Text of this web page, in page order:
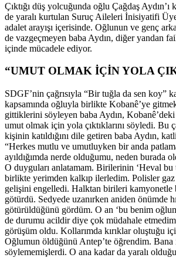
Çıktığı düş yolcuğunda oğlu Çağdaş Aydın’ı
de yaralı kurtulan Suruç Aileleri İnisiyatifi
adalet arayışı içerisinde. Oğlunun ve genç
de vazgeçmeyen baba Aydın, diğer yandan
içinde mücadele ediyor.
“UMUT OLMAK İÇİN YOLA
SDGF’nin çağrısıyla “Bir tuğla da sen koy”
kapsamında oğluyla birlikte Kobanê’ye
gittiklerini söyleyen baba Aydın,
umut olmak için yola çıktıklarını söyledi. Bu
kişinin katıldığını dile getiren baba Aydın,
“Herkes mutlu ve umutluyken bir anda
ayıldığımda nerde olduğumu, neden burada
O duyguları anlatamam. Birilerinin ‘Heval bu
birlikte yerimden kalkıp ilerledim. Polisler gaz
gelişini engelledi. Halktan birileri kamyonetle
götürdü. Sedyede uzanırken aniden önümde
götürüldüğünü gördüm. O an ‘bu benim
de durumu acildir diye çok müdahale
görüşüm oldu. Kollarımda kırıklar oluştuğu
Oğlumun öldüğünü Antep’te öğrendim. Bana
söylememişlerdi. O ana kadar da yaralı